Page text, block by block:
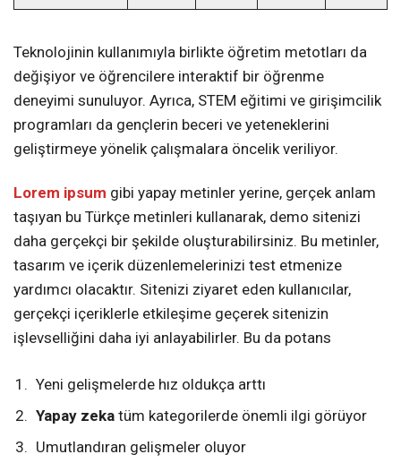
Teknolojinin kullanımıyla birlikte öğretim metotları da
değişiyor ve öğrencilere interaktif bir öğrenme
deneyimi sunuluyor. Ayrıca, STEM eğitimi ve girişimcilik
programları da gençlerin beceri ve yeteneklerini
geliştirmeye yönelik çalışmalara öncelik veriliyor.
Lorem ipsum gibi yapay metinler yerine, gerçek anlam
taşıyan bu Türkçe metinleri kullanarak, demo sitenizi
daha gerçekçi bir şekilde oluşturabilirsiniz. Bu metinler,
tasarım ve içerik düzenlemelerinizi test etmenize
yardımcı olacaktır. Sitenizi ziyaret eden kullanıcılar,
gerçekçi içeriklerle etkileşime geçerek sitenizin
işlevselliğini daha iyi anlayabilirler. Bu da potans
Yeni gelişmelerde hız oldukça arttı
Yapay zeka tüm kategorilerde önemli ilgi görüyor
Umutlandıran gelişmeler oluyor